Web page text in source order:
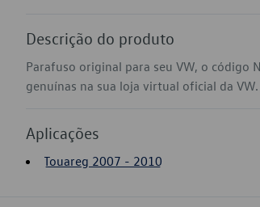
Descrição do produto
Parafuso original para seu VW, o código
genuínas na sua loja virtual oficial da VW.
Aplicações
Touareg 2007 - 2010